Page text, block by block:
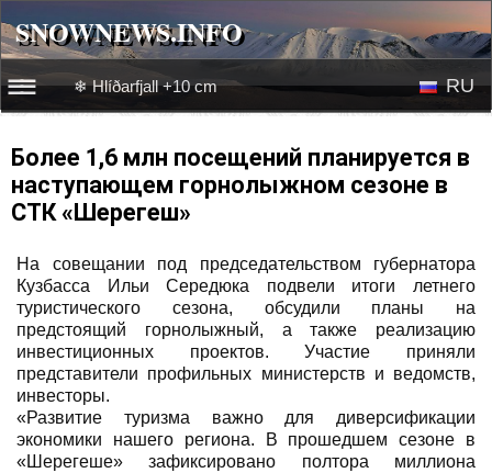
SNOWNEWS.INFO
☰☰
Веб-камеры
❄ Hlíðarfjall +10 cm RU
Более 1,6 млн посещений планируется в
наступающем горнолыжном сезоне в
СТК «Шерегеш»
На совещании под председательством губернатора
Кузбасса Ильи Середюка подвели итоги летнего
туристического сезона, обсудили планы на
предстоящий горнолыжный, а также реализацию
инвестиционных проектов. Участие приняли
представители профильных министерств и ведомств,
инвесторы.
«Развитие туризма важно для диверсификации
экономики нашего региона. В прошедшем сезоне в
«Шерегеше» зафиксировано полтора миллиона